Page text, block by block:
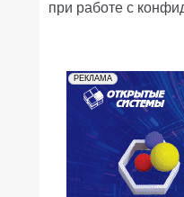
при работе с
РЕКЛАМА